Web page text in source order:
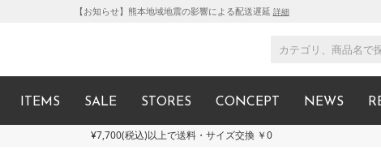
【お知らせ】熊本地域地震の影響による配送遅延 詳細
ITEMS SALE STORES CONCEPT NEWS
¥7,700(税込)以上で送料・サイズ交換 ￥0